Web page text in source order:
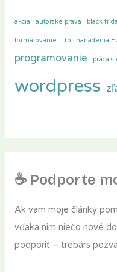
akcia autorské práva black
formátovanie ftp nariadenia
programovanie práca
wordpress
☕ Podporte
Ak vám moje články
vďaka nim niečo nové
podporiť – trebárs